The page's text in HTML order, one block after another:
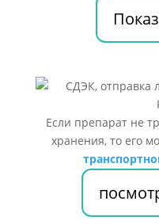
Если препарат не
хранения, то его